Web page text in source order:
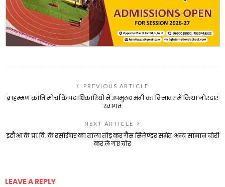
PREVIOUS ARTICLE
ब्राहम्मण क्रांति मोर्चा के पदाधिकारियों ने उपमुख्यमंत्री का बिनावर में किया जोरदार
स्वागत
NEXT ARTICLE
इटौआ के प्रा.वि. के रसोईघर का ताला तोड़ कर गैस सिलेण्डर समेत अन्य सामान चोरी
कर ले गए चोर
LEAVE A REPLY